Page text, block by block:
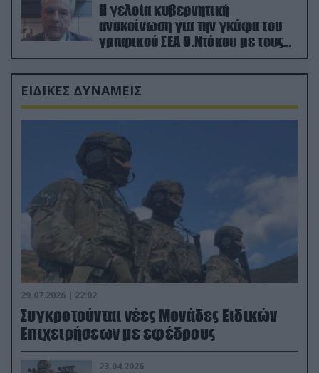
Η γελοία κυβερνητική
ανακοίνωση για την γκάφα του
γραφικού ΣΕΑ Θ.Ντόκου με τους
Ρώσους φαρσέρ
ΕΙΔΙΚΕΣ ΔΥΝΑΜΕΙΣ
29.07.2026 | 22:02
Συγκροτούνται νέες Μονάδες Ειδικών
Επιχειρήσεων με εφέδρους
23.04.2026